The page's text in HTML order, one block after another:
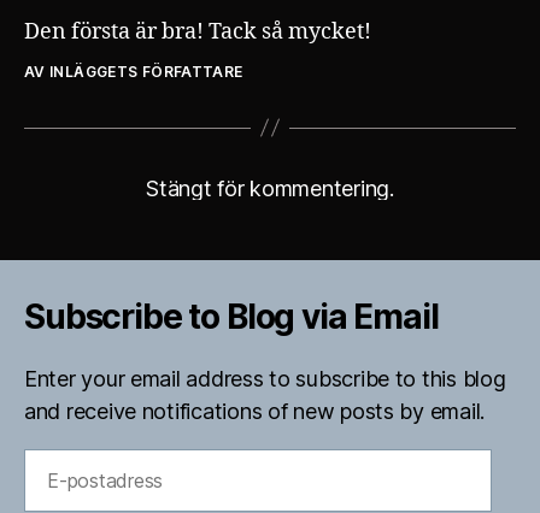
Den första är bra! Tack så mycket!
AV INLÄGGETS FÖRFATTARE
Stängt för kommentering.
Subscribe to Blog via Email
Enter your email address to subscribe to this blog
and receive notifications of new posts by email.
postadress